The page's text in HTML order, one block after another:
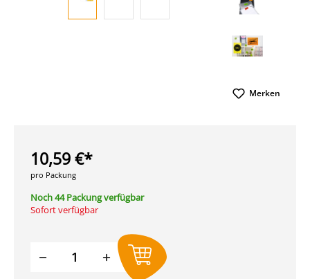
Merken
10,59 €*
pro Packung
Noch 44 Packung verfügbar
Sofort verfügbar
Produkt Anzahl: Gib den